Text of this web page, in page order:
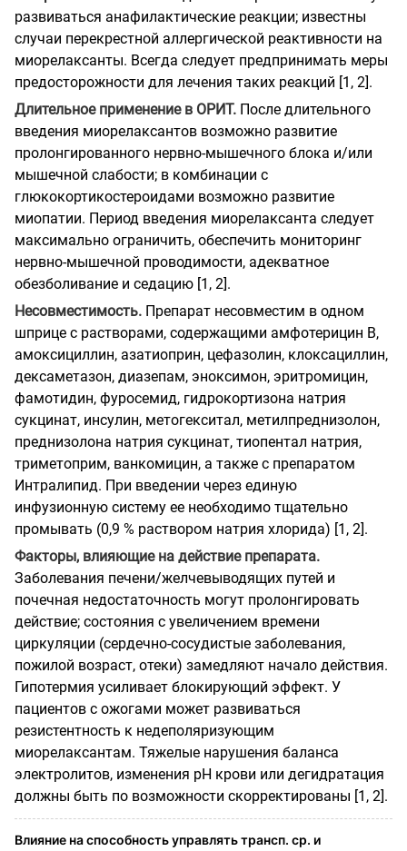
развиваться анафилактические реакции; известны
случаи перекрестной аллергической реактивности на
миорелаксанты. Всегда следует предпринимать меры
предосторожности для лечения таких реакций [1, 2].
Длительное применение в ОРИТ. После длительного
введения миорелаксантов возможно развитие
пролонгированного нервно-мышечного блока и/или
мышечной слабости; в комбинации с
глюкокортикостероидами возможно развитие
миопатии. Период введения миорелаксанта следует
максимально ограничить, обеспечить мониторинг
нервно-мышечной проводимости, адекватное
обезболивание и седацию [1, 2].
Несовместимость. Препарат несовместим в одном
шприце с растворами, содержащими амфотерицин В,
амоксициллин, азатиоприн, цефазолин, клоксациллин,
дексаметазон, диазепам, эноксимон, эритромицин,
фамотидин, фуросемид, гидрокортизона натрия
сукцинат, инсулин, метогекситал, метилпреднизолон,
преднизолона натрия сукцинат, тиопентал натрия,
триметоприм, ванкомицин, а также с препаратом
Интралипид. При введении через единую
инфузионную систему ее необходимо тщательно
промывать (0,9 % раствором натрия хлорида) [1, 2].
Факторы, влияющие на действие препарата.
Заболевания печени/желчевыводящих путей и
почечная недостаточность могут пролонгировать
действие; состояния с увеличением времени
циркуляции (сердечно-сосудистые заболевания,
пожилой возраст, отеки) замедляют начало действия.
Гипотермия усиливает блокирующий эффект. У
пациентов с ожогами может развиваться
резистентность к недеполяризующим
миорелаксантам. Тяжелые нарушения баланса
электролитов, изменения рН крови или дегидратация
должны быть по возможности скорректированы [1, 2].
Влияние на способность управлять трансп. ср. и